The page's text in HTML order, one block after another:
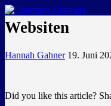
GEMEINSAM EINE
Websiten
Hannah Gahner 19. Juni
Did you like this article?